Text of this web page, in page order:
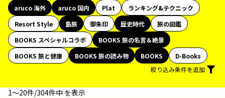
aruco 海外
aruco 国内 Plat
ランキング&テクニック
Resort Style
島旅 御朱印 歴史時代
旅の図鑑
BOOKS スペシャルコラボ
BOOKS 旅の名言＆絶景
BOOKS 旅と健康
BOOKS 旅の読み物 BOOKS
D-Books
絞り込み条件を追加
1〜20件/304件中 を表示